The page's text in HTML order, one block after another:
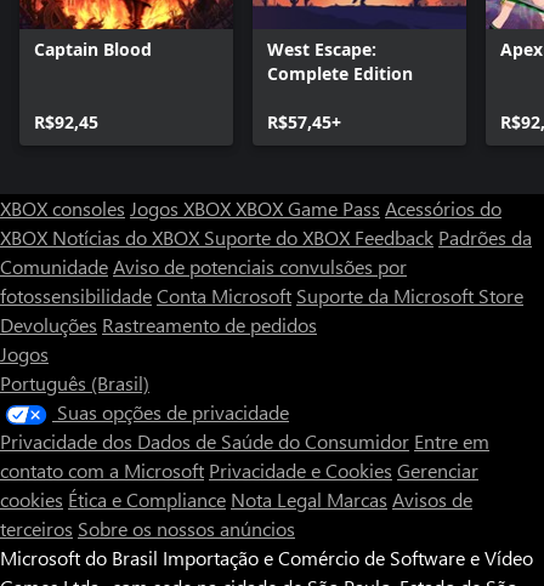
Captain Blood
R$92,45
West Escape:
Complete Edition
R$57,45+
XBOX consoles Jogos XBOXXBOX Game Pass Acessórios do
XBOX Notícias do XBOX Suporte do XBOX Feedback Padrões da
ComunidadeAviso de potenciais convulsões por
fotossensibilidadeConta Microsoft Suporte da Microsoft Store
Devoluções Rastreamento de pedidos
Jogos
Português (Brasil)
Suas opções de privacidade
Privacidade dos Dados de Saúde do Consumidor Entre em
contato com a Microsoft Privacidade e Cookies Gerenciar
cookies Ética e Compliance Nota Legal Marcas Avisos de
terceiros Sobre os nossos anúncios
Microsoft do Brasil Importação e Comércio de Software e Vídeo